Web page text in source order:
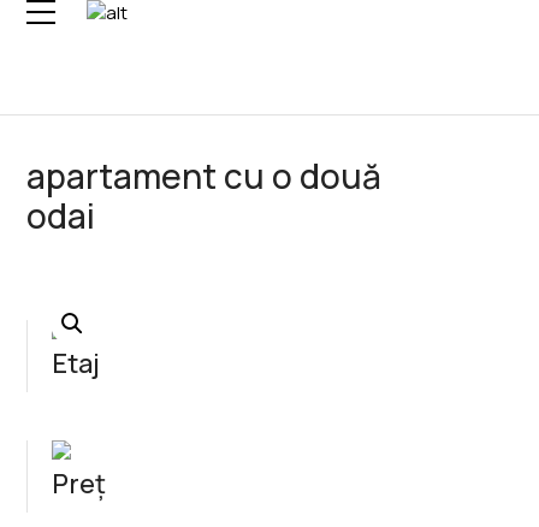
Skip
apartament cu o două
odai
Etaj
Preț